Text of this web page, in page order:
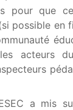
pour que
possible en
acteurs
a mis